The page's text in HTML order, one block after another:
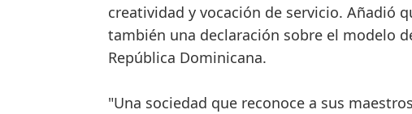
creatividad y vocación de servicio. Añadió
también una declaración sobre el modelo
República Dominicana.
"Una sociedad que reconoce a sus